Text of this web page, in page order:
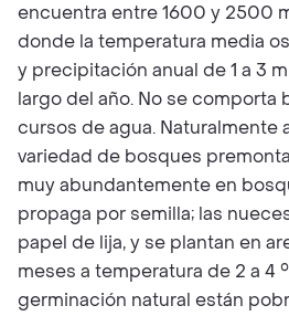
encuentra entre 1600 y 2500
donde la temperatura media
y precipitación anual de 1 a 3
largo del año. No se comporta
cursos de agua. Naturalmente
variedad de bosques
muy abundantemente en
propaga por semilla; las
papel de lija, y se plantan en
meses a temperatura de 2 a 4
germinación natural están